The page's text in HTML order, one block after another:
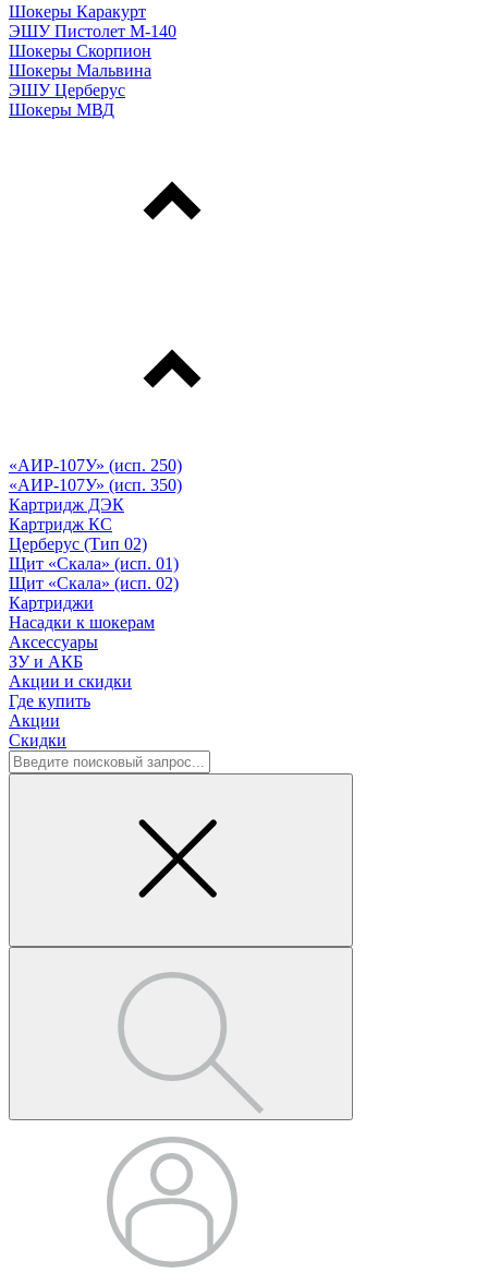
Шокеры Каракурт
ЭШУ Пистолет М-140
Шокеры Скорпион
Шокеры Мальвина
ЭШУ Церберус
Шокеры МВД
«АИР-107У» (исп. 250)
«АИР-107У» (исп. 350)
Картридж ДЭК
Картридж КС
Церберус (Тип 02)
Щит «Скала» (исп. 01)
Щит «Скала» (исп. 02)
Картриджи
Насадки к шокерам
Аксессуары
ЗУ и АКБ
Акции и скидки
Где купить
Акции
Скидки